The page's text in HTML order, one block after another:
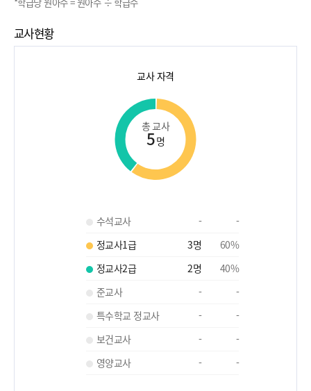
교사현황
교사 자격
총 교사
5명
수석교사 -
-
정교사1급
3명 60%
정교사2급
2명 40%
준교사
-
-
특수학교 정교사
-
-
보건교사
-
-
영양교사
- -